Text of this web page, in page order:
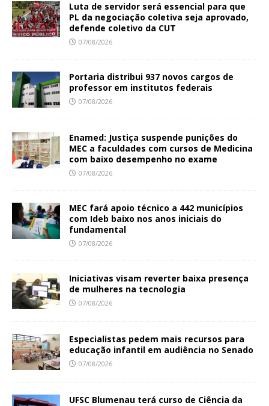
Luta de servidor será essencial para que
PL da negociação coletiva seja aprovado,
defende coletivo da CUT
07/08/2026
Portaria distribui 937 novos cargos de
professor em institutos federais
07/08/2026
Enamed: Justiça suspende punições do
MEC a faculdades com cursos de Medicina
com baixo desempenho no exame
07/08/2026
MEC fará apoio técnico a 442 municípios
com Ideb baixo nos anos iniciais do
fundamental
07/08/2026
Iniciativas visam reverter baixa presença
de mulheres na tecnologia
07/08/2026
Especialistas pedem mais recursos para
educação infantil em audiência no Senado
07/08/2026
UFSC Blumenau terá curso de Ciência da